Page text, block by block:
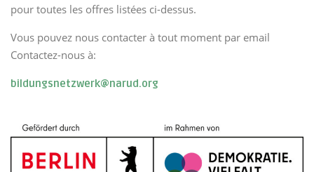
pour toutes les offres listées ci-dessus.
Vous pouvez nous contacter à tout moment par email
Contactez-nous à:
bildungsnetzwerk@narud.org